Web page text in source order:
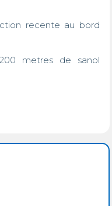
recente au bord
metres de sanol